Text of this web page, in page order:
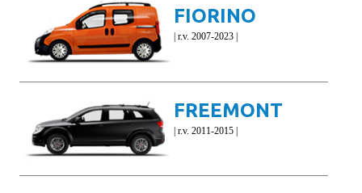
FIORINO
| r.v. 2007-2023 |
FREEMONT
| r.v. 2011-2015 |